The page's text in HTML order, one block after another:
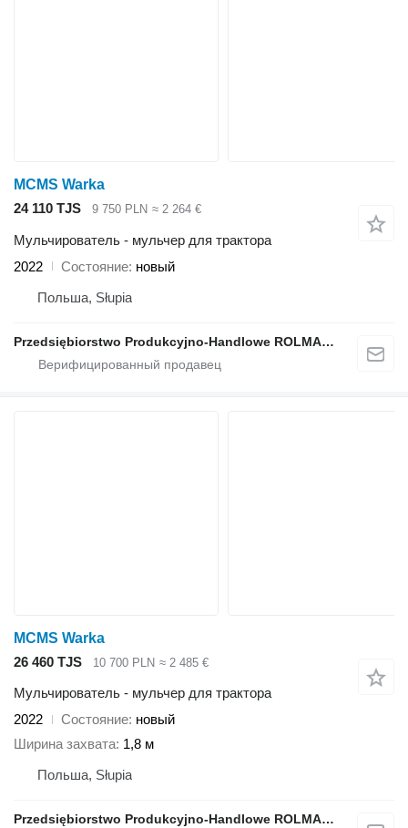
MCMS Warka
24 110 TJS
9 750 PLN ≈ 2 264 €
Мульчирователь - мульчер для трактора
2022
Состояние новый
Польша, Słupia
Przedsiębiorstwo Produkcyjno-Handlowe ROLMAPOL Marcin Dziekan
MCMS Warka
26 460 TJS
10 700 PLN ≈ 2 485 €
Мульчирователь - мульчер для трактора
2022
Состояние новый
Ширина захвата 1,8 м
Польша, Słupia
Przedsiębiorstwo Produkcyjno-Handlowe ROLMAPOL Marcin Dziekan